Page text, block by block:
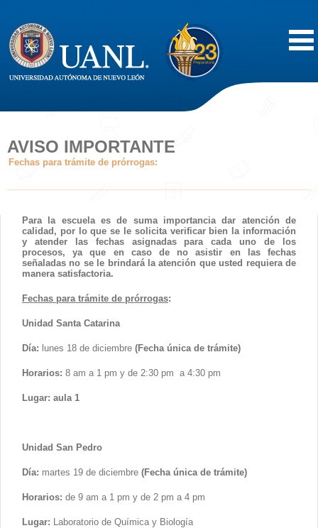
Acerca de
Vida Estudiantil
Servicios
Contacto
AVISO IMPORTANTE
Fechas para trámite de prórrogas:
Para la escuela es de suma importancia dar atención de
calidad, por lo que se le solicita verificar bien la información
y atender las fechas asignadas para cada uno de los
procesos, ya que en caso de no asistir en las fechas
señaladas no se le brindará la atención que usted requiera de
manera satisfactoria.
Fechas para trámite de prórrogas:
Unidad Santa Catarina
Día: lunes 18 de diciembre (Fecha única de trámite)
Horarios: 8 am a 1 pm y de 2:30 pm a 4:30 pm
Lugar: aula 1
Unidad San Pedro
Día: martes 19 de diciembre (Fecha única de trámite)
Horarios: de 9 am a 1 pm y de 2 pm a 4 pm
Lugar: Laboratorio de Química y Biología